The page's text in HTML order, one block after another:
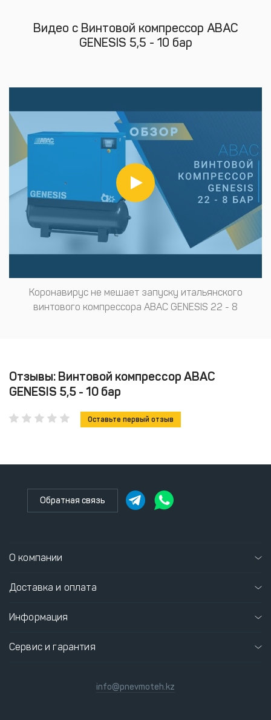
Видео с Винтовой компрессор ABAC
GENESIS 5,5 - 10 бар
Коронавирус не мешает запуску итальянского
винтового компрессора ABAC GENESIS 22 - 8
Отзывы: Винтовой компрессор ABAC
GENESIS 5,5 - 10 бар
Оставьте первый отзыв
Обратная связь
О компании
Доставка и оплата
Информация
Сервис и гарантия
info@pnevmoteh.kz